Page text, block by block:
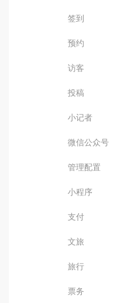
签到
预约
访客
投稿
小记者
微信公众号
管理配置
小程序
支付
文旅
旅行
票务